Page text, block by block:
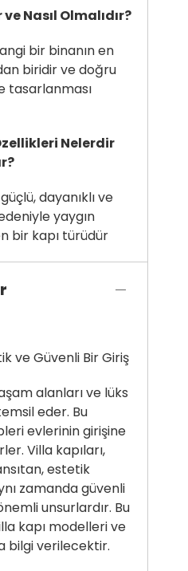
Nasıl Olmalıdır?
bir binanın en
biridir ve doğru
tasarlanması
Nelerdir
dayanıklı ve
yaygın
bir kapı türüdür
ve Güvenli Bir Giriş
alanları ve lüks
eder. Bu
evlerinin girişine
Villa kapıları,
estetik
zamanda güvenli
unsurlardır. Bu
kapı modelleri ve
bilgi verilecektir.